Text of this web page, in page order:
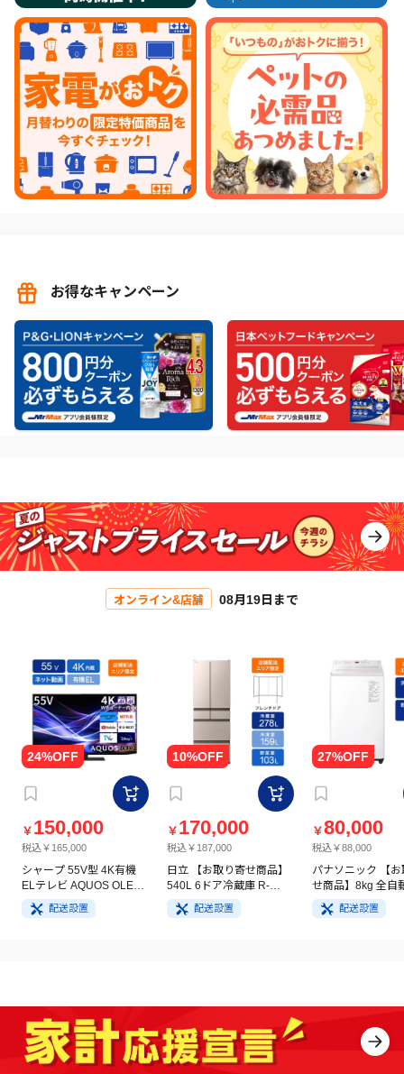
お得なキャンペーン
オンライン&店舗 08月19日まで
￥ 150,000
税込￥165,000
シャープ 55V型 4K有機
ELテレビ AQUOS OLED
4T-C55GQ3
配送設置
￥ 170,000
税込￥187,000
日立 【お取り寄せ商品】
540L 6ドア冷蔵庫 R-
HW54V(N) ライトゴール
ド
配送設置
￥80,000
税込￥88,000
パナソニック 【お
せ商品】8kg 全自
洗濯機 NA-
イト
配送設置